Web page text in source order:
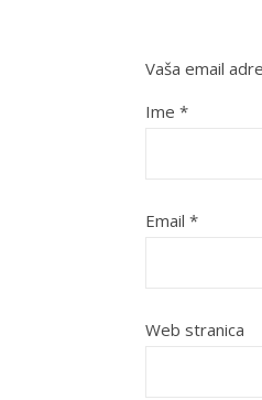
Vaša email
Ime *
Email *
Web stranica